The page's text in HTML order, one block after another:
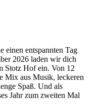
einen entspannten Tag
2026 laden wir dich
Stotz Hof ein. Von 12
Mix aus Musik, leckeren
Spaß. Und als
Jahr zum zweiten Mal